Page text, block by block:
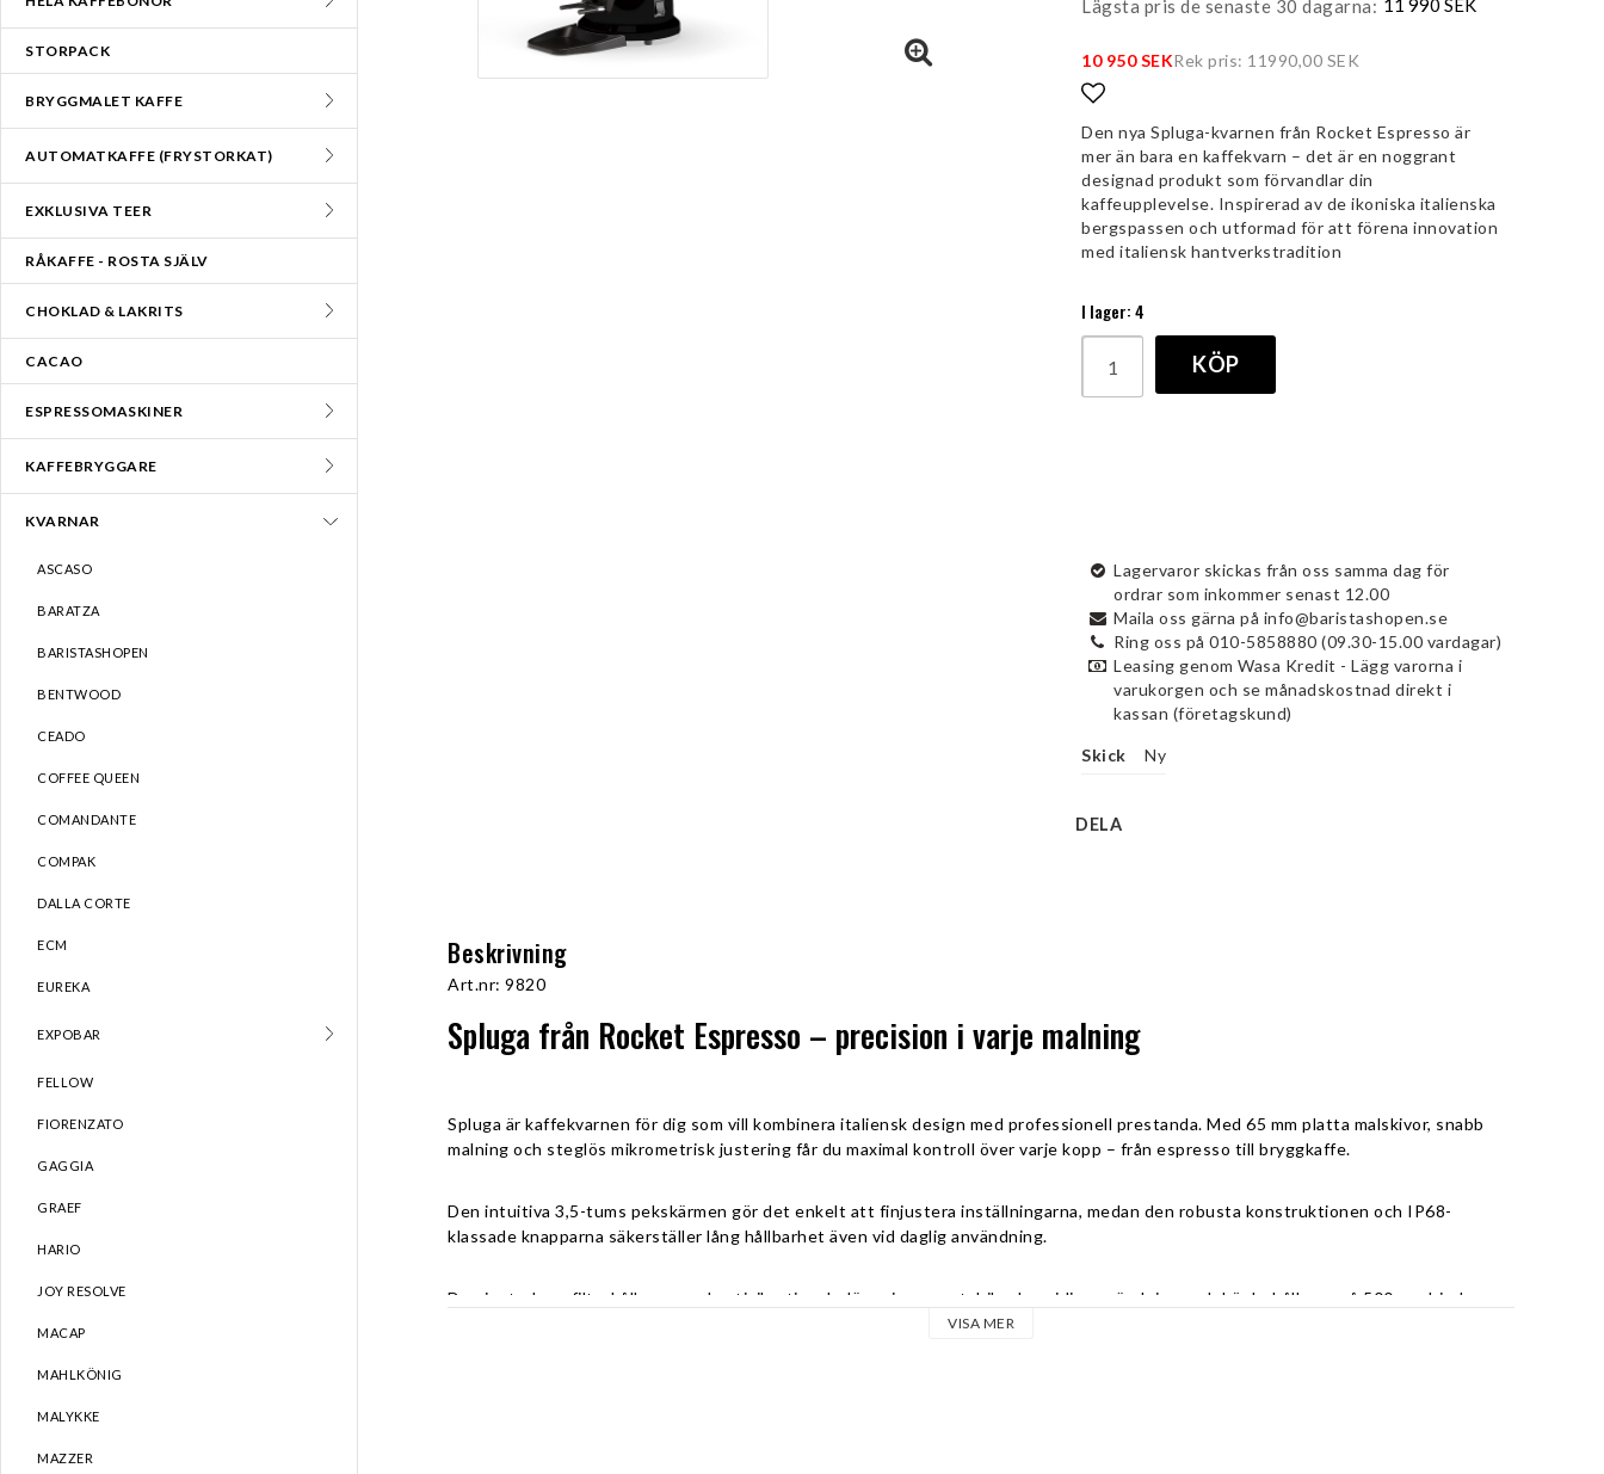
STORPACK
BRYGGMALET KAFFE
AUTOMATKAFFE (FRYSTORKAT)
EXKLUSIVA TEER
RÅKAFFE - ROSTA SJÄLV
CHOKLAD & LAKRITS
CACAO
ESPRESSOMASKINER
KAFFEBRYGGARE
KVARNAR
ASCASO
BARATZA
BARISTASHOPEN
BENTWOOD
CEADO
COFFEE QUEEN
COMANDANTE
COMPAK
DALLA CORTE
ECM
EUREKA
EXPOBAR
FELLOW
FIORENZATO
GAGGIA
GRAEF
HARIO
JOY RESOLVE
MACAP
MAHLKÖNIG
MALYKKE
MAZZER
Lägsta pris de senaste 30 dagarna 11 990 SEK
10 950 SEKRek pris: 11990,00 SEK
Lägg till i favoritlistan
Den nya Spluga-kvarnen från Rocket Espresso är
mer än bara en kaffekvarn – det är en noggrant
designad produkt som förvandlar din
kaffeupplevelse. Inspirerad av de ikoniska italienska
bergspassen och utformad för att förena innovation
med italiensk hantverkstradition
I lager: 4
KÖP
Lagervaror skickas från oss samma dag för
ordrar som inkommer senast 12.00
Maila oss gärna på info@baristashopen.se
Ring oss på 010-5858880 (09.30-15.00 vardagar)
Leasing genom Wasa Kredit - Lägg varorna i
varukorgen och se månadskostnad direkt i
kassan (företagskund)
Skick Ny
DELA
Beskrivning
Art.nr: 9820
Spluga från Rocket Espresso – precision i varje malning
Spluga är kaffekvarnen för dig som vill kombinera italiensk design med professionell prestanda. Med 65 mm platta malskivor, snabb
malning och steglös mikrometrisk justering får du maximal kontroll över varje kopp – från espresso till bryggkaffe.
Den intuitiva 3,5-tums pekskärmen gör det enkelt att finjustera inställningarna, medan den robusta konstruktionen och IP68-
klassade knapparna säkerställer lång hållbarhet även vid daglig användning.
Den justerbara filterhållaren med antivibrationsbeläggning ger stabil och smidig användning, och bönbehållaren på 500 g erbjuder
VISA MER